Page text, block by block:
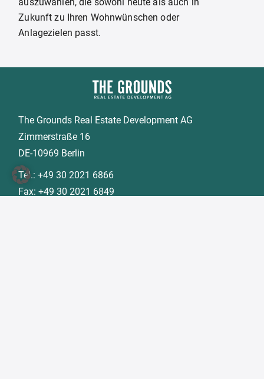
Zukunft zu Ihren Wohnwünschen oder
Anlagezielen passt.
The Grounds Real Estate Development AG
Zimmerstraße 16
DE-10969 Berlin
Tel.:+49 30 2021 6866
Fax:+49 30 2021 6849